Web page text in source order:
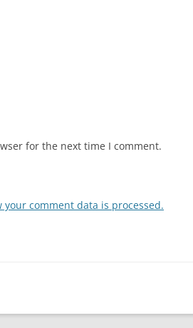
for the next time I comment.
your comment data is processed.